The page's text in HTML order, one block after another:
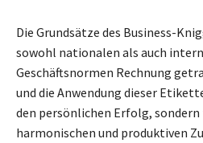
Die Grundsätze des Business-
sowohl nationalen als auch
Geschäftsnormen Rechnung
und die Anwendung dieser
den persönlichen Erfolg,
harmonischen und produktiven